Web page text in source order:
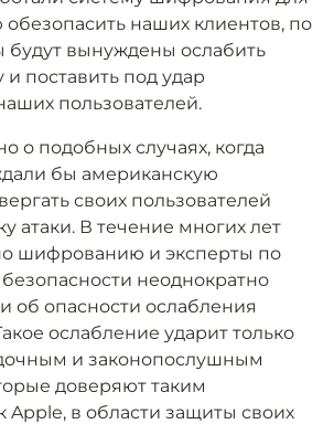
наших клиентов, по
будут вынуждены ослабить
поставить под удар
пользователей.
о подобных случаях, когда
бы американскую
своих пользователей
атаки. В течение многих лет
шифрованию и эксперты по
неоднократно
об опасности ослабления
ослабление ударит только
и законопослушным
доверяют таким
Apple, в области защиты своих